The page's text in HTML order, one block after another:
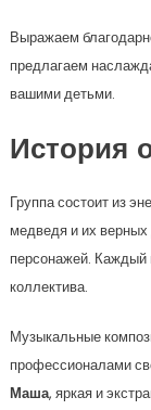
Выражаем
предлагаем
вашими детьми.
История
Группа состоит из
медведя и их
персонажей. Каждый
коллектива.
Музыкальные
профессионалами
Маша, яркая и